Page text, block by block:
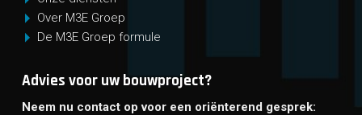
Over M3E Groep
De M3E Groep formule
Advies voor uw bouwproject?
Neem nu contact op voor een oriënterend gesprek: